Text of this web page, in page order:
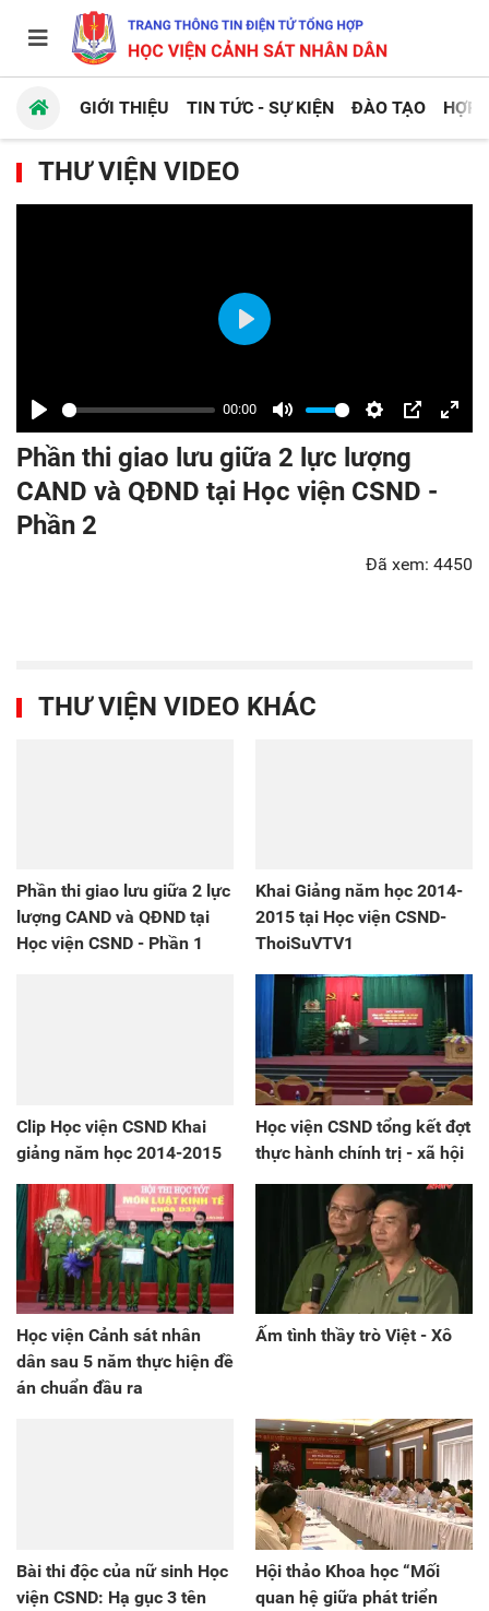
GIỚI THIỆU TIN TỨC - SỰ KIỆN ĐÀO TẠO HỢP
THƯ VIỆN VIDEO
Play
00:00
Mute Settings
PIP Enter
Play
Phần thi giao lưu giữa 2 lực lượng
CAND và QĐND tại Học viện CSND -
Phần 2
Đã xem: 4450
THƯ VIỆN VIDEO KHÁC
Phần thi giao lưu giữa 2 lực
lượng CAND và QĐND tại
Học viện CSND - Phần 1
Khai Giảng năm học 2014-
2015 tại Học viện CSND-
ThoiSuVTV1
Clip Học viện CSND Khai
giảng năm học 2014-2015
Học viện CSND tổng kết đợt
thực hành chính trị - xã hội
Học viện Cảnh sát nhân
dân sau 5 năm thực hiện đề
án chuẩn đầu ra
Ấm tình thầy trò Việt - Xô
Bài thi độc của nữ sinh Học
viện CSND: Hạ gục 3 tên
Hội thảo Khoa học “Mối
quan hệ giữa phát triển